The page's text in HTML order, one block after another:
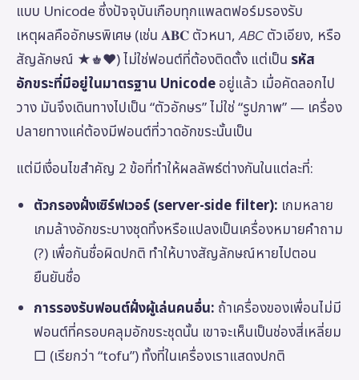
แบบ Unicode ซึ่งปัจจุบันเกือบทุกแพลตฟอร์มรองรับ
เหตุผลคืออักษรพิเศษ (เช่น 𝐀𝐁𝐂 ตัวหนา, 𝘈𝘉𝘊 ตัวเอียง, หรือ
สัญลักษณ์ ★♚❤) ไม่ใช่ฟอนต์ที่ต้องติดตั้ง แต่เป็น รหัส
อักขระที่มีอยู่ในมาตรฐาน Unicodeอยู่แล้ว เมื่อคัดลอกไป
วาง มันจึงเดินทางไปเป็น “ตัวอักษร” ไม่ใช่ “รูปภาพ” — เครื่อง
ปลายทางแค่ต้องมีฟอนต์ที่วาดอักขระนั้นเป็น
แต่มีเงื่อนไขสำคัญ 2 ข้อที่ทำให้ผลลัพธ์ต่างกันในแต่ละที่:
ตัวกรองฝั่งเซิร์ฟเวอร์ (server-side filter): เกมหลาย
เกมล้างอักขระบางชุดทิ้งหรือแปลงเป็นเครื่องหมายคำถาม
(?) เพื่อกันชื่อผิดปกติ ทำให้บางสัญลักษณ์หายไปตอน
ยืนยันชื่อ
การรองรับฟอนต์ฝั่งผู้เล่นคนอื่น: ถ้าเครื่องของเพื่อนไม่มี
ฟอนต์ที่ครอบคลุมอักขระชุดนั้น เขาจะเห็นเป็นช่องสี่เหลี่ยม
□ (เรียกว่า “tofu”) ทั้งที่ในเครื่องเราแสดงปกติ